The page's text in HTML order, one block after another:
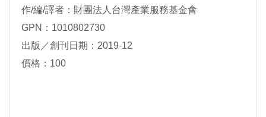
作/編/譯者：財團法人台灣產業服務基金會
GPN：1010802730
出版／創刊日期：2019-12
價格：100